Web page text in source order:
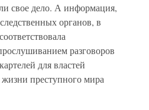
свое дело. А информация,
органов, в
разговоров
для властей
жизни преступного мира